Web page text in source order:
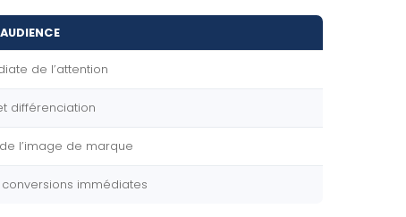
de l’attention
différenciation
l’image de marque
immédiates